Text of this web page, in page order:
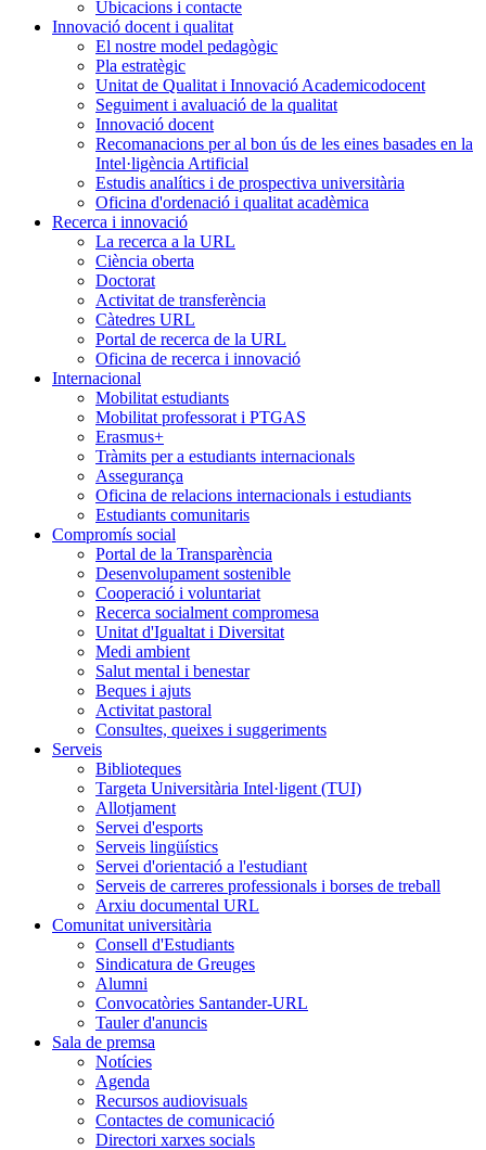
Ubicacions i contacte
Innovació docent i qualitat
El nostre model pedagògic
Pla estratègic
Unitat de Qualitat i Innovació Academicodocent
Seguiment i avaluació de la qualitat
Innovació docent
Recomanacions per al bon ús de les eines basades en la
Intel·ligència Artificial
Estudis analítics i de prospectiva universitària
Oficina d'ordenació i qualitat acadèmica
Recerca i innovació
La recerca a la URL
Ciència oberta
Doctorat
Activitat de transferència
Càtedres URL
Portal de recerca de la URL
Oficina de recerca i innovació
Internacional
Mobilitat estudiants
Mobilitat professorat i PTGAS
Erasmus+
Tràmits per a estudiants internacionals
Assegurança
Oficina de relacions internacionals i estudiants
Estudiants comunitaris
Compromís social
Portal de la Transparència
Desenvolupament sostenible
Cooperació i voluntariat
Recerca socialment compromesa
Unitat d'Igualtat i Diversitat
Medi ambient
Salut mental i benestar
Beques i ajuts
Activitat pastoral
Consultes, queixes i suggeriments
Serveis
Biblioteques
Targeta Universitària Intel·ligent (TUI)
Allotjament
Servei d'esports
Serveis lingüístics
Servei d'orientació a l'estudiant
Serveis de carreres professionals i borses de treball
Arxiu documental URL
Comunitat universitària
Consell d'Estudiants
Sindicatura de Greuges
Alumni
Convocatòries Santander-URL
Tauler d'anuncis
Sala de premsa
Notícies
Agenda
Recursos audiovisuals
Contactes de comunicació
Directori xarxes socials